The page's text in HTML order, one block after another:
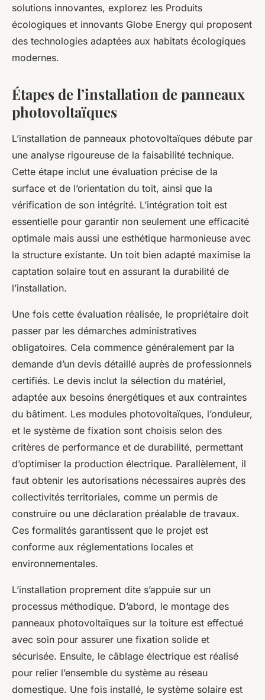
solutions innovantes, explorez les Produits
écologiques et innovants Globe Energy qui proposent
des technologies adaptées aux habitats écologiques
modernes.
Étapes de l’installation de panneaux
photovoltaïques
L’installation de panneaux photovoltaïques débute par
une analyse rigoureuse de la faisabilité technique.
Cette étape inclut une évaluation précise de la
surface et de l’orientation du toit, ainsi que la
vérification de son intégrité. L’intégration toit est
essentielle pour garantir non seulement une efficacité
optimale mais aussi une esthétique harmonieuse avec
la structure existante. Un toit bien adapté maximise la
captation solaire tout en assurant la durabilité de
l’installation.
Une fois cette évaluation réalisée, le propriétaire doit
passer par les démarches administratives
obligatoires. Cela commence généralement par la
demande d’un devis détaillé auprès de professionnels
certifiés. Le devis inclut la sélection du matériel,
adaptée aux besoins énergétiques et aux contraintes
du bâtiment. Les modules photovoltaïques, l’onduleur,
et le système de fixation sont choisis selon des
critères de performance et de durabilité, permettant
d’optimiser la production électrique. Parallèlement, il
faut obtenir les autorisations nécessaires auprès des
collectivités territoriales, comme un permis de
construire ou une déclaration préalable de travaux.
Ces formalités garantissent que le projet est
conforme aux réglementations locales et
environnementales.
L’installation proprement dite s’appuie sur un
processus méthodique. D’abord, le montage des
panneaux photovoltaïques sur la toiture est effectué
avec soin pour assurer une fixation solide et
sécurisée. Ensuite, le câblage électrique est réalisé
pour relier l’ensemble du système au réseau
domestique. Une fois installé, le système solaire est